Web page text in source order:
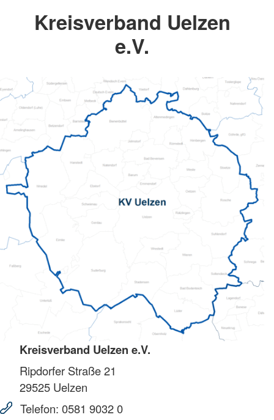
Kreisverband Uelzen
e.V.
Kreisverband Uelzen e.V.
Ripdorfer Straße 21
29525 Uelzen
Telefon: 0581 9032 0